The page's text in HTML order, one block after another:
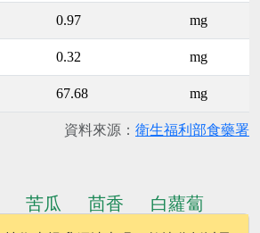
0.97 mg
0.32 mg
67.68 mg
資料來源： 衛生福利部食藥署
苦瓜 茴香 白蘿蔔